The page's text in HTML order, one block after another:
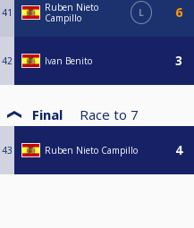
41
Ruben Nieto
Campillo
L
42 Ivan Benito
Final Race to 7
43 Ruben Nieto Campillo